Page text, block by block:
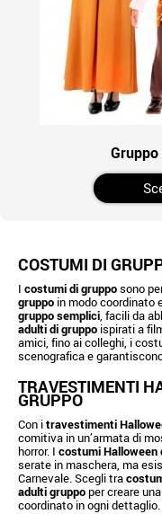
COSTUMI DI
I costumi di grupposono
gruppo in modo coordinato
gruppo semplici, facili da
adulti di gruppo ispirati a
amici, fino ai colleghi, i
scenografica e
TRAVESTIMENTI
GRUPPO
Con itravestimenti
comitiva in un’armata di
horror. I costumi Halloween
serate in maschera, ma
Carnevale. Scegli tra
adulti gruppoper creare
coordinato in ogni dettaglio.